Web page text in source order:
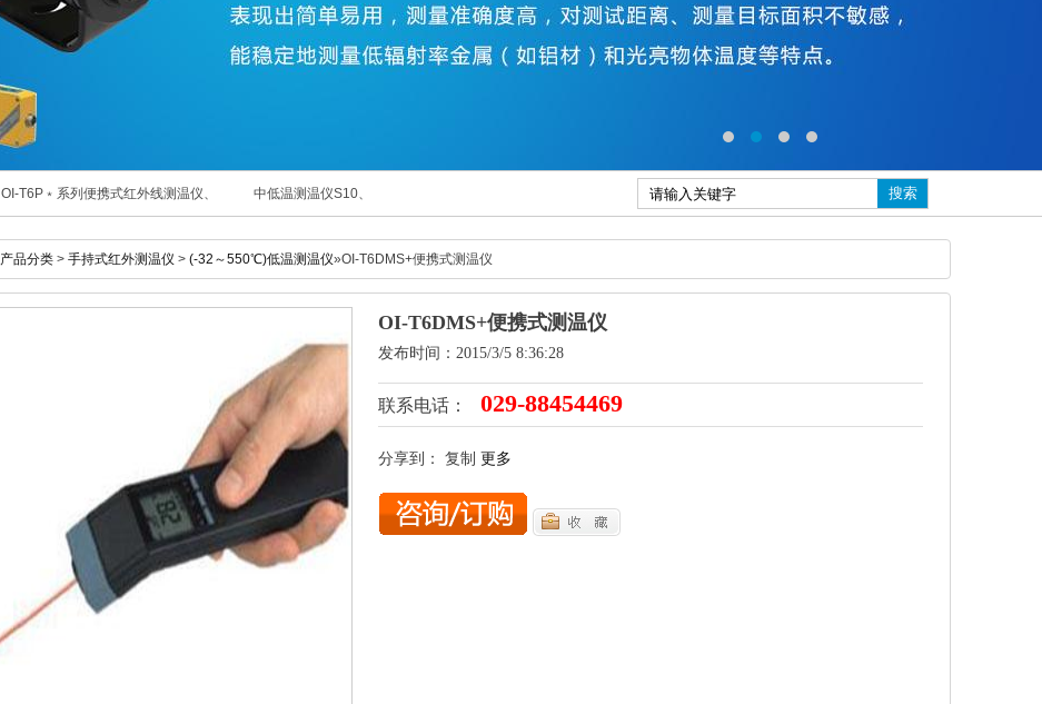
OI-T6P﹡系列便携式红外线测温仪、 中低温测温仪S10、 搜索
产品分类 > 手持式红外测温仪 > (-32～550℃)低温测温仪»OI-T6DMS+便携式测温仪
OI-T6DMS+便携式测温仪
发布时间：2015/3/5 8:36:28
联系电话： 029-88454469
分享到： 复制 更多